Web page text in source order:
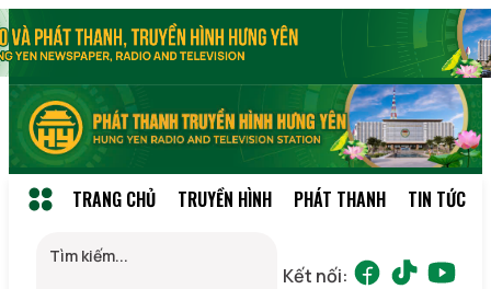
TRANG CHỦ TRUYỀN HÌNH PHÁT THANH TIN TỨC
Kết nối: